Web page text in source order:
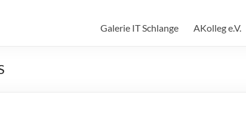
Galerie IT Schlange AKolleg e.V.